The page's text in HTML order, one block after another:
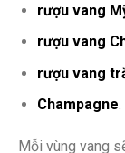
rượu vang
rượu vang
rượu vang
Champagne.
Mỗi vùng vang